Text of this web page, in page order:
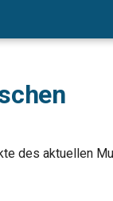
des aktuellen